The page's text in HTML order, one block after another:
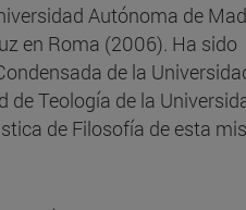
Autónoma de
en Roma (2006). Ha sido
de la
Teología de la
de Filosofía de esta